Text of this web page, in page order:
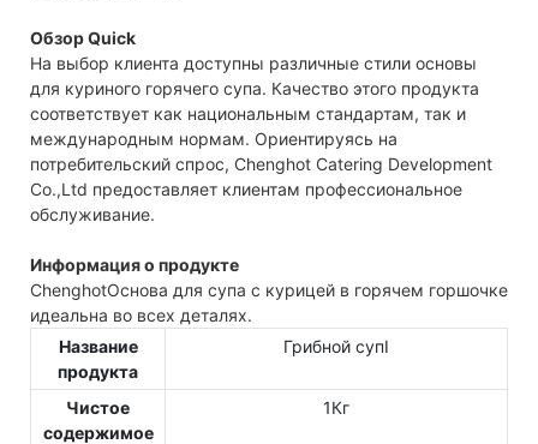
Обзор Quick
На выбор клиента доступны различные стили основы
для куриного горячего супа. Качество этого продукта
соответствует как национальным стандартам, так и
международным нормам. Ориентируясь на
потребительский спрос, Chenghot Catering Development
Co.,Ltd предоставляет клиентам профессиональное
обслуживание.
Информация о продукте
ChenghotОснова для супа с курицей в горячем горшочке
идеальна во всех деталях.
Название
продукта
Грибной супⅠ
Чистое
содержимое
1Кг